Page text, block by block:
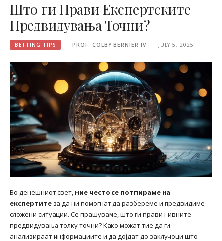
Што ги Прави Експертските
Предвидувања Точни?
BETTING TIPS PROF. COLBY BERNIER IV JULY 5, 2025
Во денешниот свет, ние често се потпираме на
експертите за да ни помогнат да разбереме и предвидиме
сложени ситуации. Се прашуваме, што ги прави нивните
предвидувања толку точни? Како можат тие да ги
анализираат информациите и да дојдат до заклучоци што